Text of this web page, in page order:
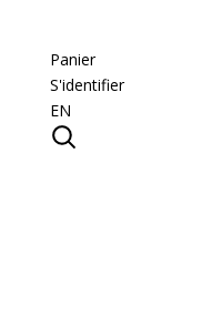
Panier
S'identifier
EN